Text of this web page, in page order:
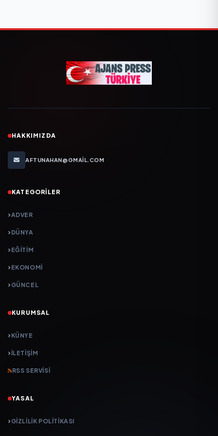
HAKKIMIZDA
AFTUNAHAN@GMAIL.COM
KATEGORILER
ADVER
DÜNYA
EĞİTİM
EKONOMİ
GÜNCEL
KURUMSAL
KÜNYE
İLETIŞIM
RSS SERVISI
YASAL
GIZLILIK POLITIKASI